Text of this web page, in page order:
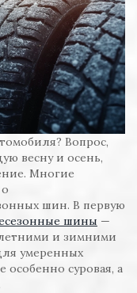
Вопрос,
весну и осень,
Многие
шин. В первую
шины —
летними и зимними
умеренных
особенно суровая, а